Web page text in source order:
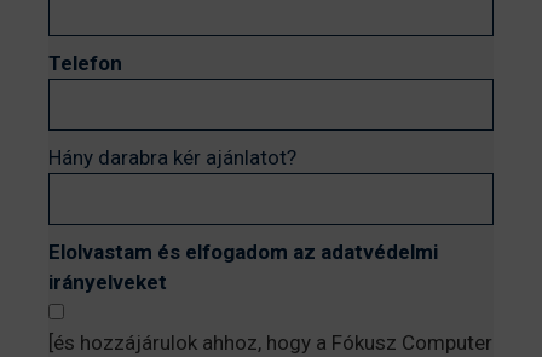
Telefon
Hány darabra kér ajánlatot?
Elolvastam és elfogadom az adatvédelmi
irányelveket
[és hozzájárulok ahhoz, hogy a Fókusz Computer